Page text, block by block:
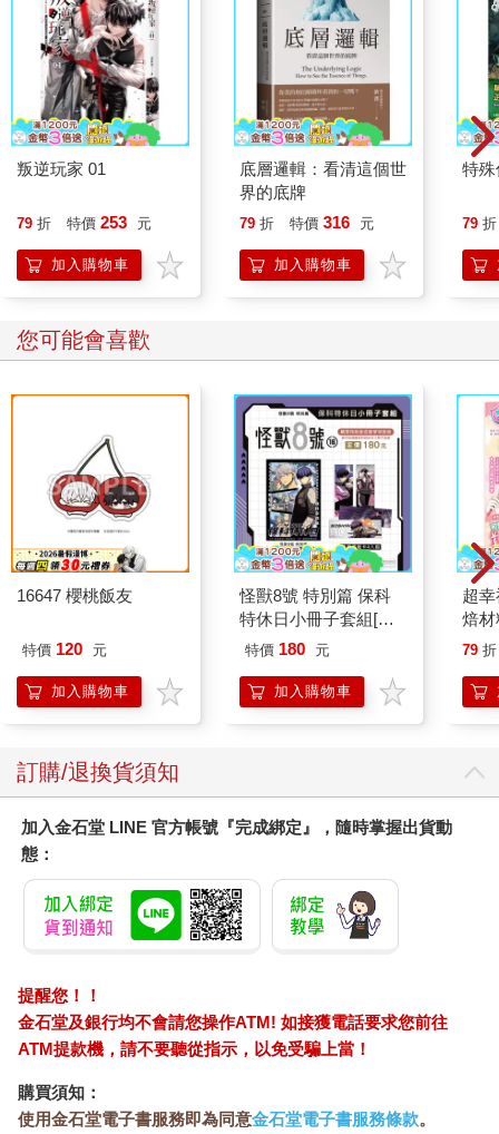
叛逆玩家 01
79 折 特價 253 元
加入購物車
底層邏輯：看清這個世
界的底牌
79 折 特價 316 元
加入購物車
特
79 折
您可能會喜歡
16647 櫻桃飯友
特價 120 元
加入購物車
怪獸8號 特別篇 保科
特休日小冊子套組[限
加購]
特價 180 元
加入購物車
超
焙
愛
79 折
訂購/退換貨須知
加入金石堂 LINE 官方帳號『完成綁定』，隨時掌握出貨動
態：
提醒您！！
金石堂及銀行均不會請您操作ATM! 如接獲電話要求您前往
ATM提款機，請不要聽從指示，以免受騙上當！
購買須知：
使用金石堂電子書服務即為同意金石堂電子書服務條款。